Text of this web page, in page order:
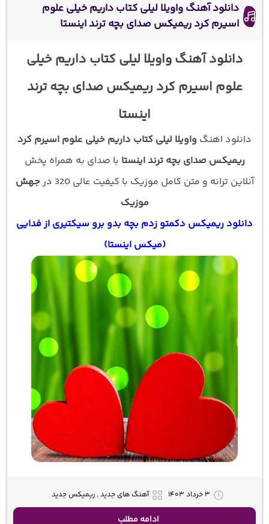
دانلود آهنگ واویلا لیلی کتاب داریم خیلی علوم
اسیرم کرد ریمیکس صدای بچه ترند اینستا
دانلود آهنگ واویلا لیلی کتاب داریم خیلی
علوم اسیرم کرد ریمیکس صدای بچه ترند
اینستا
دانلود اهنگ واویلا لیلی کتاب داریم خیلی علوم اسیرم کرد
ریمیکس صدای بچه ترند اینستا با صدای به همراه پخش
آنلاین ترانه و متن کامل موزیک با کیفیت عالی 320 در
جهش
موزیک
دانلود ریمیکس دکمتو زدم بچه بدو برو سیکتیری از فدایی
(میکس اینستا)
۳ خرداد ۱۴۰۳ آهنگ های جدید , ریمیکس جدید
ادامه مطلب